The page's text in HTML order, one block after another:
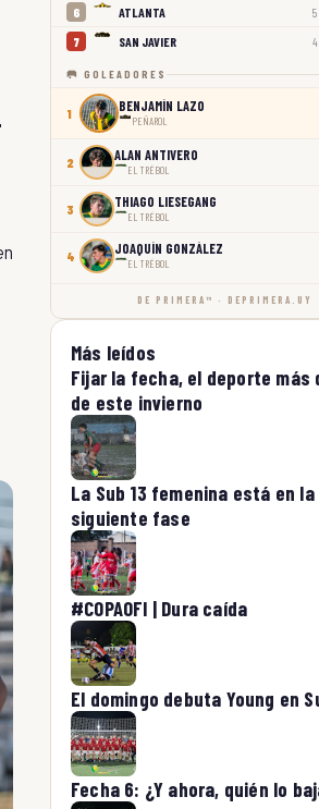
6 ATLANTA 5
7 SAN JAVIER 4
🥅 GOLEADORES
1 BENJAMÍN LAZO
PEÑAROL
2 ALAN ANTIVERO
EL TRÉBOL
3 THIAGO LIESEGANG
EL TRÉBOL
4 JOAQUÍN GONZÁLEZ
EL TRÉBOL
DE PRIMERA™ · DEPRIMERA.UY
Más leídos
Fijar la fecha, el deporte más
de este invierno
La Sub 13 femenina está en la
siguiente fase
#COPAOFI | Dura caída
El domingo debuta Young en
Fecha 6: ¿Y ahora, quién lo